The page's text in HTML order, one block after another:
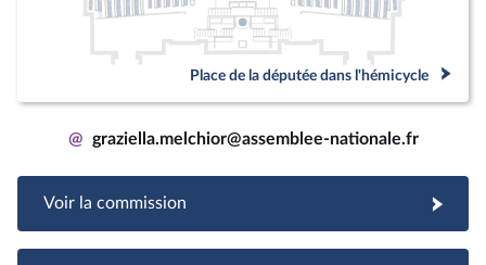
Place de la députée dans l'hémicycle
@ graziella.melchior@assemblee-nationale.fr
Voir la commission